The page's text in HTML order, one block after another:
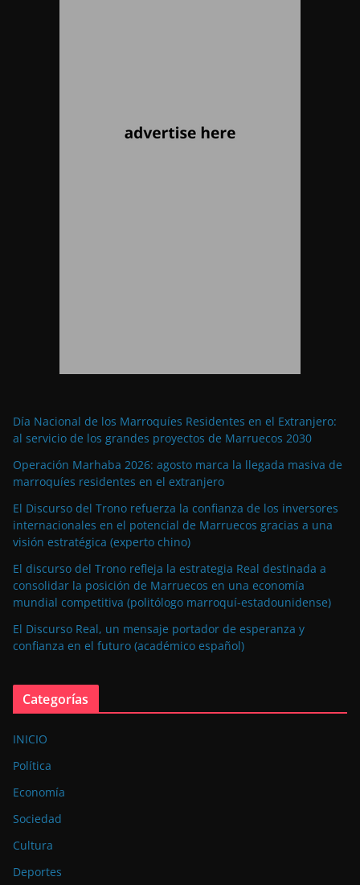
Día Nacional de los Marroquíes Residentes en el Extranjero:
al servicio de los grandes proyectos de Marruecos 2030
Operación Marhaba 2026: agosto marca la llegada masiva de
marroquíes residentes en el extranjero
El Discurso del Trono refuerza la confianza de los inversores
internacionales en el potencial de Marruecos gracias a una
visión estratégica (experto chino)
El discurso del Trono refleja la estrategia Real destinada a
consolidar la posición de Marruecos en una economía
mundial competitiva (politólogo marroquí-estadounidense)
El Discurso Real, un mensaje portador de esperanza y
confianza en el futuro (académico español)
Categorías
INICIO
Política
Economía
Sociedad
Cultura
Deportes